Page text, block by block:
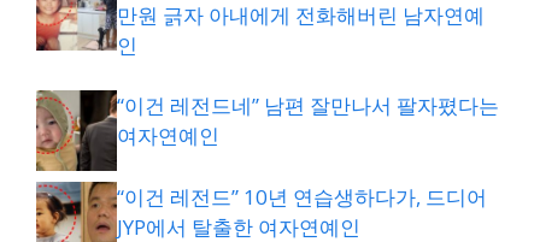
만원 긁자 아내에게 전화해버린 남자연예
인
“이건 레전드네” 남편 잘만나서 팔자폈다는
여자연예인
“이건 레전드” 10년 연습생하다가, 드디어
JYP에서 탈출한 여자연예인